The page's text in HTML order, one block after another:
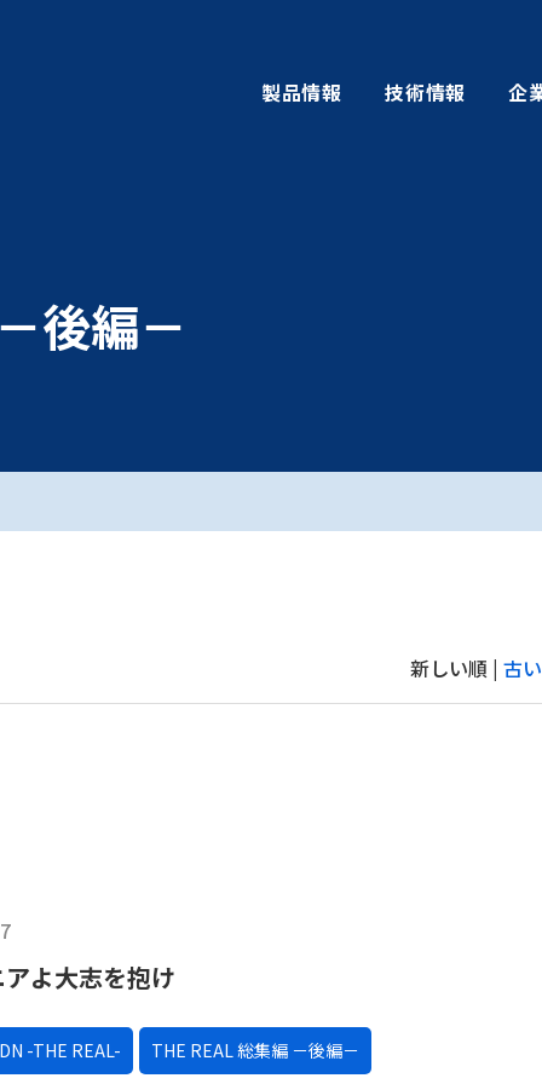
後編－
製品情報 技術情報 企
新しい順 | 古
よ大志を抱け
-THE REAL- THE REAL 総集編 －後編－